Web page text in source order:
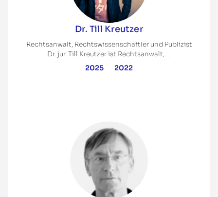
Dr. Till Kreutzer
Rechtsanwalt, Rechtswissenschaftler und Publizist
Dr. jur. Till Kreutzer ist Rechtsanwalt, …
2025 2022